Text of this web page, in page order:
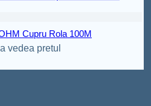
Cupru Rola 100M
vedea pretul